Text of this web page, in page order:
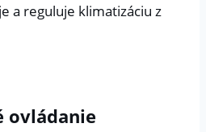
a reguluje klimatizáciu z
ovládanie